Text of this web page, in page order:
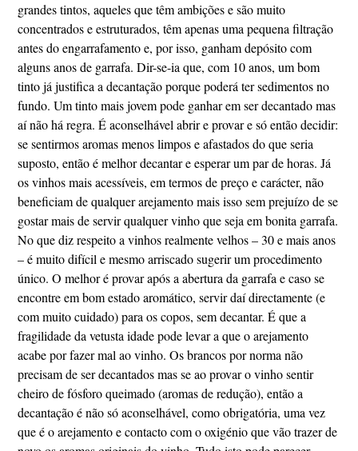
grandes tintos, aqueles que têm ambições e são muito
concentrados e estruturados, têm apenas uma pequena filtração
antes do engarrafamento e, por isso, ganham depósito com
alguns anos de garrafa. Dir-se-ia que, com 10 anos, um bom
tinto já justifica a decantação porque poderá ter sedimentos no
fundo. Um tinto mais jovem pode ganhar em ser decantado mas
aí não há regra. É aconselhável abrir e provar e só então decidir:
se sentirmos aromas menos limpos e afastados do que seria
suposto, então é melhor decantar e esperar um par de horas. Já
os vinhos mais acessíveis, em termos de preço e carácter, não
beneficiam de qualquer arejamento mais isso sem prejuízo de se
gostar mais de servir qualquer vinho que seja em bonita garrafa.
No que diz respeito a vinhos realmente velhos – 30 e mais anos
– é muito difícil e mesmo arriscado sugerir um procedimento
único. O melhor é provar após a abertura da garrafa e caso se
encontre em bom estado aromático, servir daí directamente (e
com muito cuidado) para os copos, sem decantar. É que a
fragilidade da vetusta idade pode levar a que o arejamento
acabe por fazer mal ao vinho. Os brancos por norma não
precisam de ser decantados mas se ao provar o vinho sentir
cheiro de fósforo queimado (aromas de redução), então a
decantação é não só aconselhável, como obrigatória, uma vez
que é o arejamento e contacto com o oxigénio que vão trazer de